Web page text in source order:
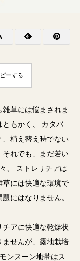
ーする
草には悩まされま
ともかく、 カタバ
、植え替え時でない
それでも、まだ若い
、 ストレリチアは
草には快適な環境で
にはなりません。
アに快適な乾燥状
ませんが、露地栽培
ンスーン地帯はス